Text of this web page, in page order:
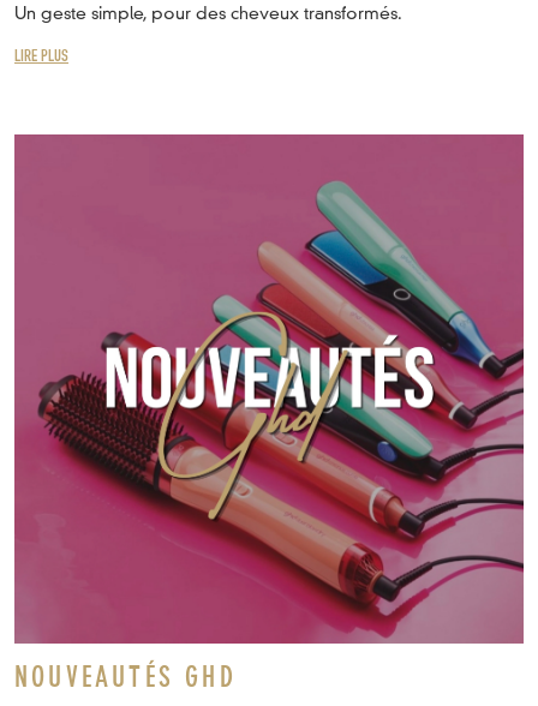
Un geste simple, pour des cheveux transformés.
LIRE PLUS
NOUVEAUTÉS GHD